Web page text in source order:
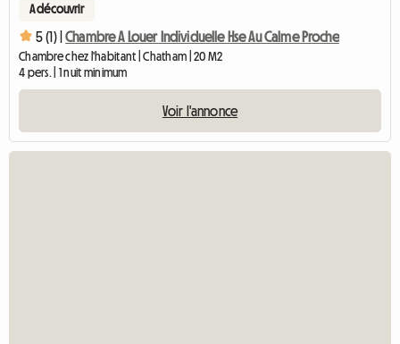
A découvrir
5 (1) | Chambre A Louer Individuelle Hse Au Calme Proche
Chambre chez l'habitant | Chatham | 20 M2
4 pers. | 1 nuit minimum
Voir l'annonce